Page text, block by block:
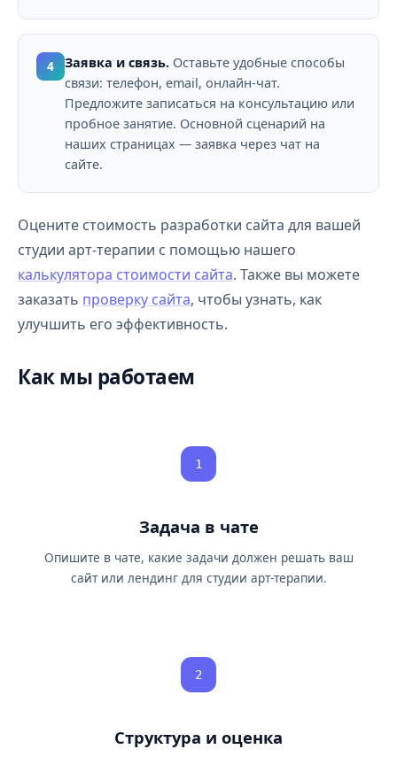
4 Заявка и связь. Оставьте удобные способы
связи: телефон, email, онлайн-чат.
Предложите записаться на консультацию или
пробное занятие. Основной сценарий на
наших страницах — заявка через чат на
сайте.
Оцените стоимость разработки сайта для вашей
студии арт-терапии с помощью нашего
калькулятора стоимости сайта. Также вы можете
заказать проверку сайта, чтобы узнать, как
улучшить его эффективность.
Как мы работаем
1
Задача в чате
Опишите в чате, какие задачи должен решать ваш
сайт или лендинг для студии арт-терапии.
2
Структура и оценка